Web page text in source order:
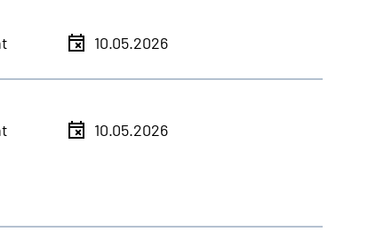
10.05.2026
10.05.2026